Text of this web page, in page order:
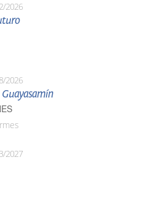
2026
2026
2027